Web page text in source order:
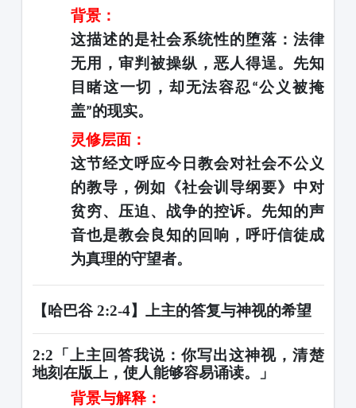
背景：
这描述的是社会系统性的堕落：法律
无用，审判被操纵，恶人得逞。先知
目睹这一切，却无法容忍“公义被掩
盖”的现实。
灵修层面：
这节经文呼应今日教会对社会不公义
的教导，例如《社会训导纲要》中对
贫穷、压迫、战争的控诉。先知的声
音也是教会良知的回响，呼吁信徒成
为真理的守望者。
【哈巴谷 2:2-4】上主的答复与神视的希望
2:2「上主回答我说：你写出这神视，清楚
地刻在版上，使人能够容易诵读。」
背景与解释：